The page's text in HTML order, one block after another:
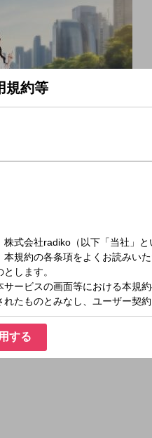
スポーツ、芸能情報、トレンド、今
アップデート！
規約等
する